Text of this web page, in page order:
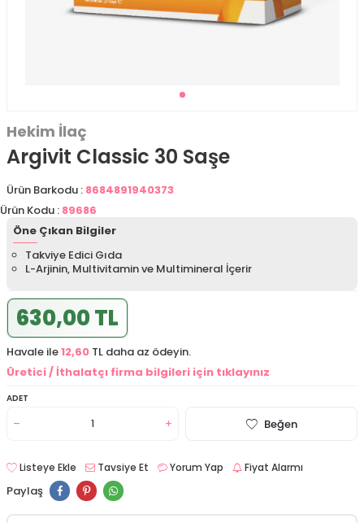
Hekim İlaç
Argivit Classic 30 Saşe
Ürün Barkodu : 8684891940373
Ürün Kodu : 89686
Öne Çıkan Bilgiler
︎Takviye Edici Gıda
L-Arjinin, Multivitamin ve Multimineral İçerir
630,00 TL
Havale ile12,60 TL daha az ödeyin.
Üretici / İthalatçı firma bilgileri için tıklayınız
ADET
Beğen
Listeye Ekle Tavsiye Et Yorum Yap Fiyat Alarmı
Paylaş